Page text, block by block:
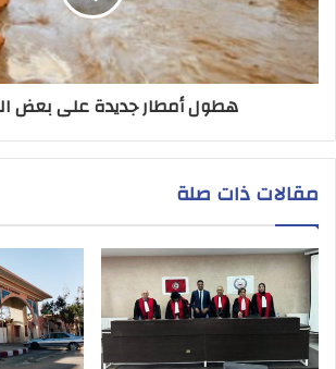
هطول أمطار جديدة على بعض
مقالات ذات صلة